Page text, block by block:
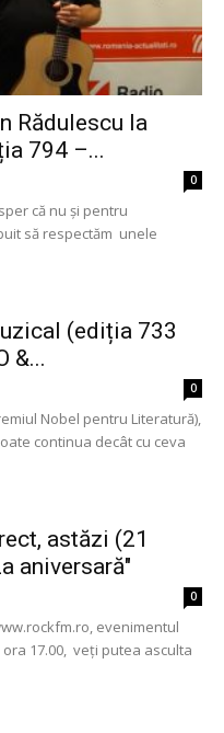
Rădulescu la
794 –...
0
că nu și pentru
să respectăm unele
(ediția 733
&...
0
Nobel pentru Literatură),
continua decât cu ceva
astăzi (21
aniversară"
0
evenimentul
17.00, veți putea asculta